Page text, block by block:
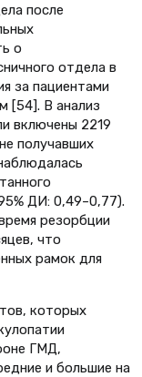
после
о
отдела в
за пациентами
[54]. В анализ
включены 2219
получавших
ДИ: 0,49–0,77).
резорбции
что
рамок для
которых
ГМД,
и большие на